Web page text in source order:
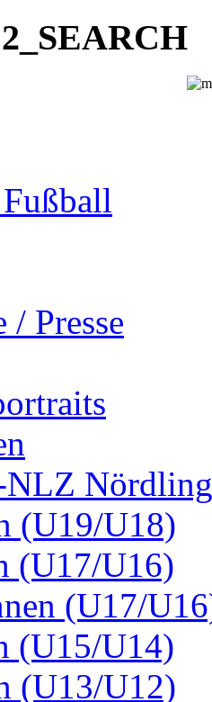
/ Presse
(U19/U18)
(U17/U16)
(U17/
(U15/U14)
(U13/U12)